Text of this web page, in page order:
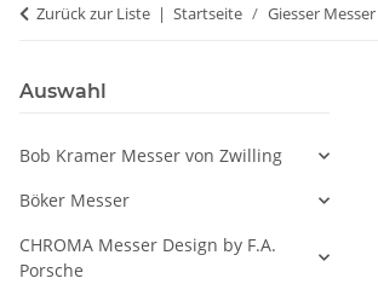
Zurück zur Liste Startseite Giesser Messer
Auswahl
Bob Kramer Messer von Zwilling
Böker Messer
CHROMA Messer Design by F.A.
Porsche